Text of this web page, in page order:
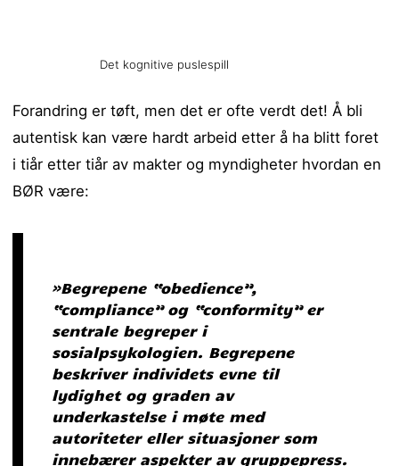
Det kognitive puslespill
Forandring er tøft, men det er ofte verdt det! Å bli
autentisk kan være hardt arbeid etter å ha blitt foret
i tiår etter tiår av makter og myndigheter hvordan en
BØR være:
‎»Begrepene “obedience”,
“compliance” og “conformity” er
sentrale begreper i
sosialpsykologien. Begrepene
beskriver individets evne til
lydighet og graden av
underkastelse i møte med
autoriteter eller situasjoner som
innebærer aspekter av gruppepress.